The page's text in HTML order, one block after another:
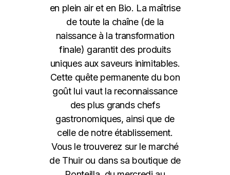
en plein air et en Bio. La maîtrise
de toute la chaîne (de la
naissance à la transformation
finale) garantit des produits
uniques aux saveurs inimitables.
Cette quête permanente du bon
goût lui vaut la reconnaissance
des plus grands chefs
gastronomiques, ainsi que de
celle de notre établissement.
Vous le trouverez sur le marché
de Thuir ou dans sa boutique de